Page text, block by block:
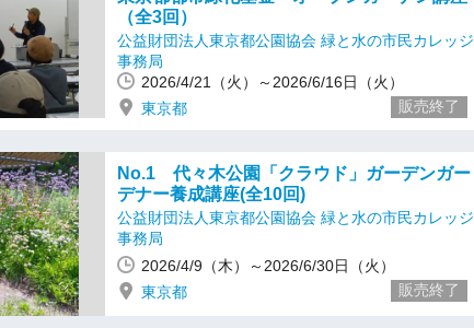
（全3回）
公益財団法人東京都公園協会 緑と水の市民カレッジ
事務局
2026/4/21（火）～2026/6/16日（火）
東京都
販売終了
No.1 代々木公園「クラウド」ガーデンガー
デナー養成講座(全10回)
公益財団法人東京都公園協会 緑と水の市民カレッジ
事務局
2026/4/9（木）～2026/6/30日（火）
東京都
販売終了